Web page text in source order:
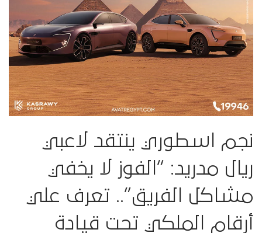
نجم اسطوري ينتقد لاعبي
ريال مدريد: “الفوز لا يخفي
مشاكل الفريق”.. تعرف علي
أرقام الملكي تحت قيادة